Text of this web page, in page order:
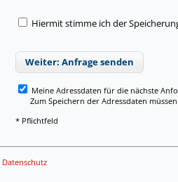
Hiermit stimme ich der
Weiter: Anfrage senden
Meine Adressdaten für die nächste
Zum Speichern der Adressdaten müssen
* Pflichtfeld
Datenschutz